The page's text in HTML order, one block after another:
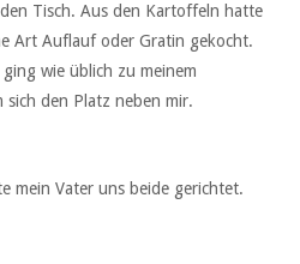
Tisch. Aus den Kartoffeln hatte
Art Auflauf oder Gratin gekocht.
wie üblich zu meinem
den Platz neben mir.
mein Vater uns beide gerichtet.